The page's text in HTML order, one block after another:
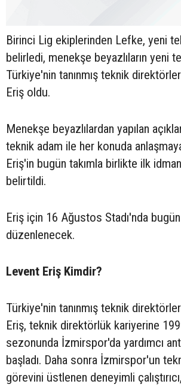
Birinci Lig ekiplerinden Lefke, yeni
belirledi, menekşe beyazlıların yeni
Türkiye'nin tanınmış teknik
Eriş oldu.
Menekşe beyazlılardan yapılan
teknik adam ile her konuda anlaşmaya
Eriş'in bugün takımla birlikte ilk
belirtildi.
Eriş için 16 Ağustos Stadı'nda
düzenlenecek.
Levent Eriş Kimdir?
Türkiye'nin tanınmış teknik
Eriş, teknik direktörlük kariyerine
sezonunda İzmirspor'da yardımcı
başladı. Daha sonra İzmirspor'un
görevini üstlenen deneyimli